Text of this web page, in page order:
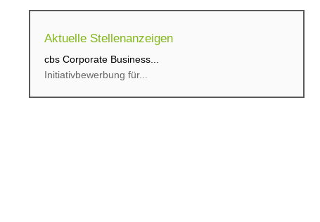
Aktuelle Stellenanzeigen
cbs Corporate Business...
Initiativbewerbung für...